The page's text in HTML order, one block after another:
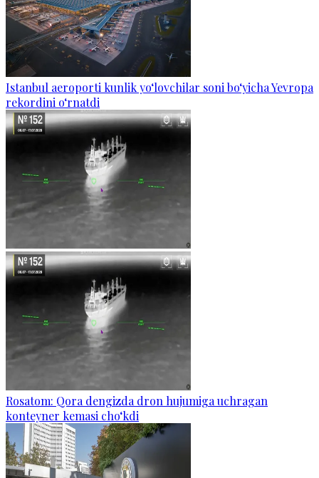
Istanbul aeroporti kunlik yo‘lovchilar soni bo‘yicha Yevropa
rekordini o‘rnatdi
Rosatom: Qora dengizda dron hujumiga uchragan
konteyner kemasi cho‘kdi